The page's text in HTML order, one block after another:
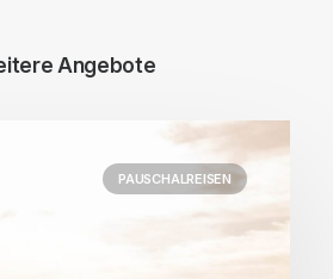
Angebote
PAUSCHALREISEN